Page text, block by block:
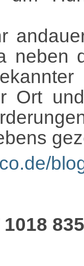
neben
Ort